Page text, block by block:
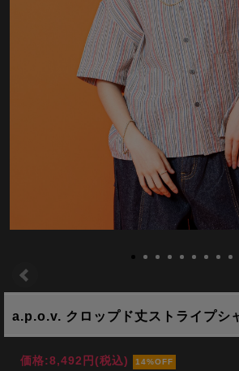
a.p.o.v. クロップド丈ストライプシ
価格:8,492円(税込) 14%OFF